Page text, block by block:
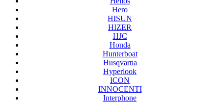
Hero
HISUN
HIZER
HJC
Honda
Hunterboat
Husqvarna
Hyperlook
ICON
INNOCENTI
Interphone